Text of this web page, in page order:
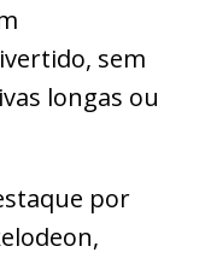
sem
longas ou
por